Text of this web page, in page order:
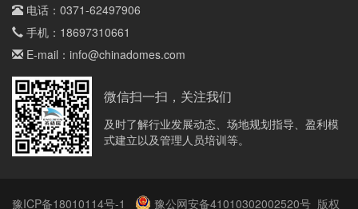
电话： 0371-62497906
手机： 18697310661
E-mail： info@chinadomes.com
微信扫一扫，关注我们
及时了解行业发展动态、场地规划指导、盈利模
式建立以及管理人员培训等。
豫ICP备18010114号-1 豫公网安备41010302002520号 版权